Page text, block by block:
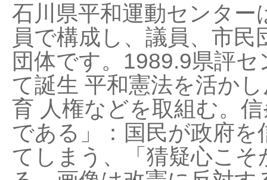
石川県平和運動センタ
員で構成し、議員、市
団体です。1989.9県評
て誕生 平和憲法を活か
育 人権などを取組む。
である」：国民が政府
てしまう、「猜疑心こ